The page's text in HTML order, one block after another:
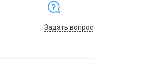
Задать вопрос